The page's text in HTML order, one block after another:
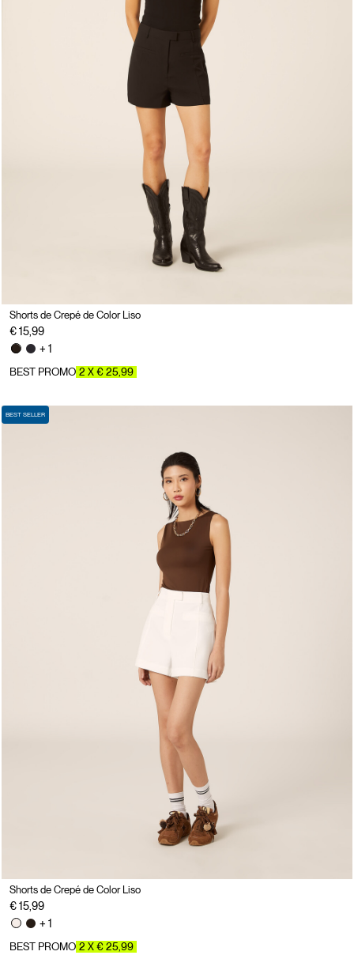
Shorts de Crepé de Color Liso
€ 15,99
+ 1
BEST PROMO 2 X € 25,99
BEST SELLER
Shorts de Crepé de Color Liso
€ 15,99
+ 1
BEST PROMO 2 X € 25,99